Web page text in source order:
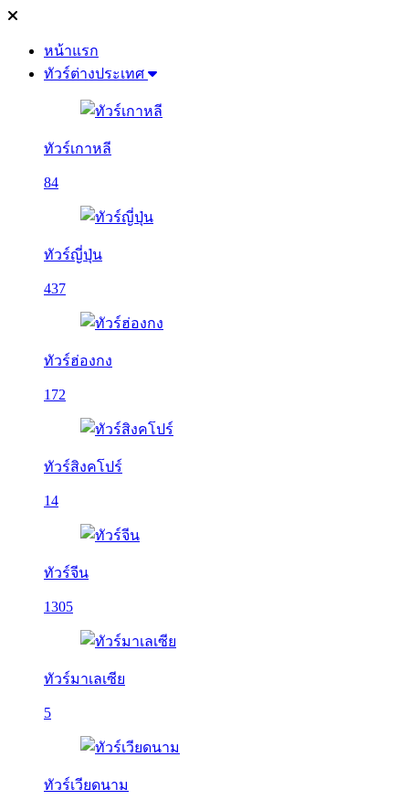
หน้าแรก
ทัวร์ต่างประเทศ
ทัวร์เกาหลี
84
ทัวร์ญี่ปุ่น
437
ทัวร์ฮ่องกง
172
ทัวร์สิงคโปร์
14
ทัวร์จีน
1305
ทัวร์มาเลเซีย
5
ทัวร์เวียดนาม